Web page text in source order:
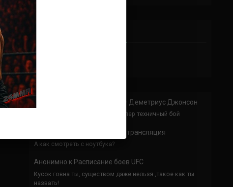
Анонимно Доминик Круз — Деметриус Джонсон
Спасибо что выложили этот супер техничный бой
UFC 324 прямая трансляция
А как смотреть с ноутбука?
Анонимно к Расписание боев UFC
Кусок говна ты, существом даже нельзя ,такое как ты
назвать!